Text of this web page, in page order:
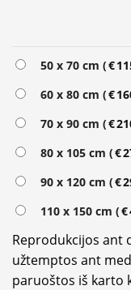
50 x 70 cm (€
60 x 80 cm (€
70 x 90 cm (€
80 x 105 cm (€
90 x 120 cm (€
110 x 150 cm (€
Reprodukcijos ant
užtemptos ant
paruoštos iš karto
Alternative: